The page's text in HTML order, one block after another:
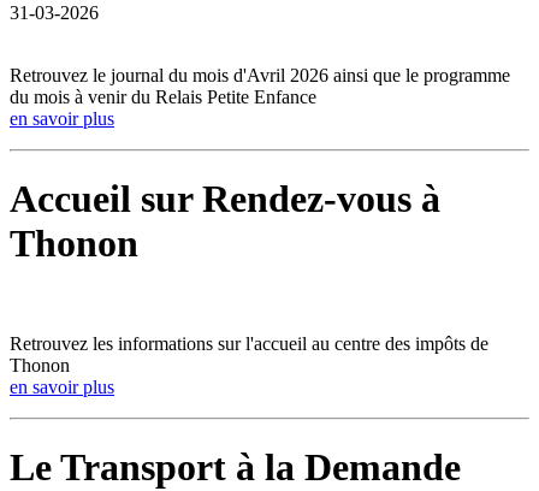
31-03-2026
Retrouvez le journal du mois d'Avril 2026 ainsi que le programme
du mois à venir du Relais Petite Enfance
en savoir plus
Accueil sur Rendez-vous à
Thonon
Retrouvez les informations sur l'accueil au centre des impôts de
Thonon
en savoir plus
Le Transport à la Demande